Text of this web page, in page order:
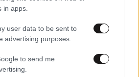
in apps.
user data to be sent to
advertising purposes.
to send me
βούλευμα για τα κακουργήματα